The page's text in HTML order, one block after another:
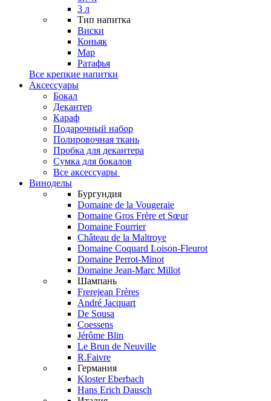
3 л
Тип напитка
Виски
Коньяк
Мар
Ратафья
Все крепкие напитки
Аксессуары
Бокал
Декантер
Караф
Подарочный набор
Полировочная ткань
Пробка для декантера
Сумка для бокалов
Все аксессуары
Виноделы
Бургундия
Domaine de la Vougeraie
Domaine Gros Frère et Sœur
Domaine Fourrier
Château de la Maltroye
Domaine Coquard Loison-Fleurot
Domaine Perrot-Minot
Domaine Jean-Marc Millot
Шампань
Frerejean Frères
André Jacquart
De Sousa
Coessens
Jérôme Blin
Le Brun de Neuville
R.Faivre
Германия
Kloster Eberbach
Hans Erich Dausch